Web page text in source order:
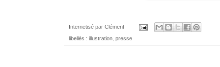
Internetisé par Clément
libellés : illustration presse